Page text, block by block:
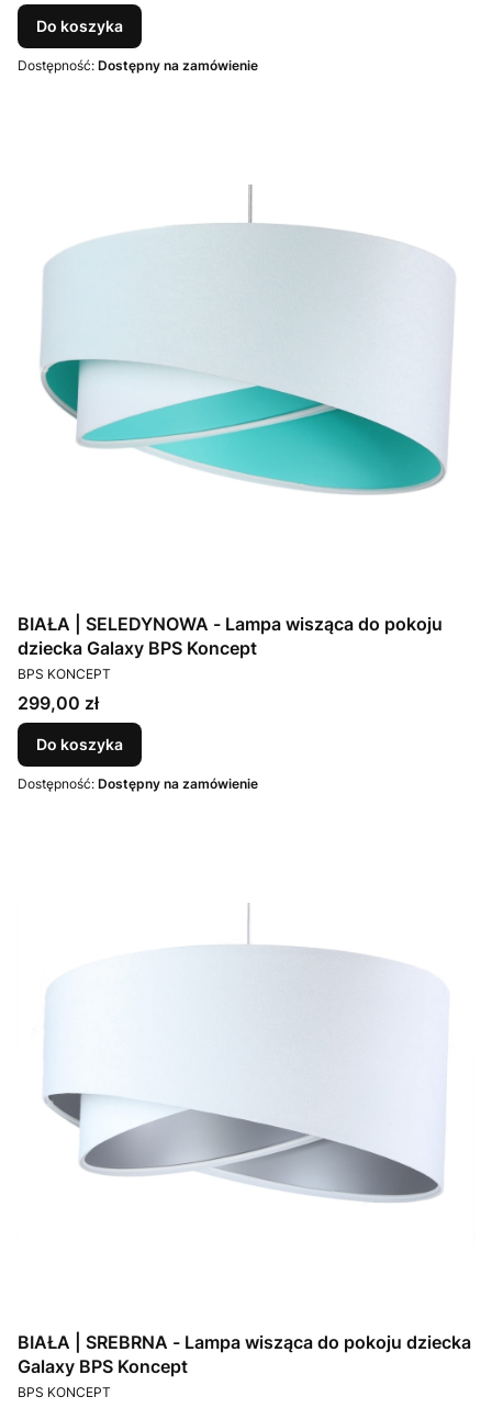
Do koszyka
Dostępność: Dostępny na zamówienie
BIAŁA | SELEDYNOWA - Lampa wisząca do pokoju
dziecka Galaxy BPS Koncept
PRODUCENT
BPS KONCEPT
Cena
299,00 zł
Do koszyka
Dostępność: Dostępny na zamówienie
BIAŁA | SREBRNA - Lampa wisząca do pokoju dziecka
Galaxy BPS Koncept
PRODUCENT
BPS KONCEPT